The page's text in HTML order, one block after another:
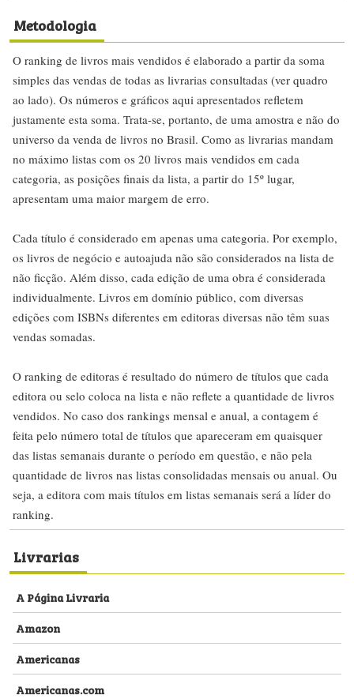
Metodologia
O ranking de livros mais vendidos é elaborado a partir da soma
simples das vendas de todas as livrarias consultadas (ver quadro
ao lado). Os números e gráficos aqui apresentados refletem
justamente esta soma. Trata-se, portanto, de uma amostra e não do
universo da venda de livros no Brasil. Como as livrarias mandam
no máximo listas com os 20 livros mais vendidos em cada
categoria, as posições finais da lista, a partir do 15º lugar,
apresentam uma maior margem de erro.
Cada título é considerado em apenas uma categoria. Por exemplo,
os livros de negócio e autoajuda não são considerados na lista de
não ficção. Além disso, cada edição de uma obra é considerada
individualmente. Livros em domínio público, com diversas
edições com ISBNs diferentes em editoras diversas não têm suas
vendas somadas.
O ranking de editoras é resultado do número de títulos que cada
editora ou selo coloca na lista e não reflete a quantidade de livros
vendidos. No caso dos rankings mensal e anual, a contagem é
feita pelo número total de títulos que apareceram em quaisquer
das listas semanais durante o período em questão, e não pela
quantidade de livros nas listas consolidadas mensais ou anual. Ou
seja, a editora com mais títulos em listas semanais será a líder do
ranking.
Livrarias
A Página Livraria
Amazon
Americanas
Americanas.com